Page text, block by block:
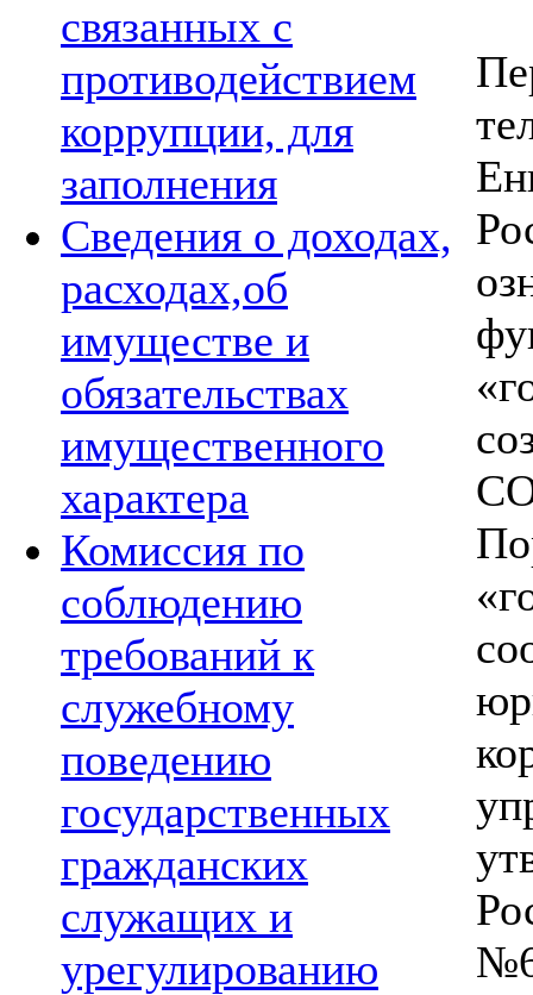
связанных с
противодействием
коррупции, для
заполнения
Сведения о доходах,
расходах,об
имуществе и
обязательствах
имущественного
характера
Комиссия по
соблюдению
требований к
служебному
поведению
государственных
гражданских
служащих и
урегулированию